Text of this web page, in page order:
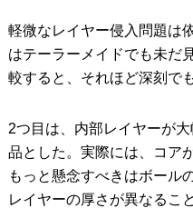
軽微なレイヤー侵入問題は
はテーラーメイドでも未だ
較すると、それほど深刻で
2つ目は、内部レイヤーが
品とした。実際には、コア
もっと懸念すべきはボール
レイヤーの厚さが異なるこ